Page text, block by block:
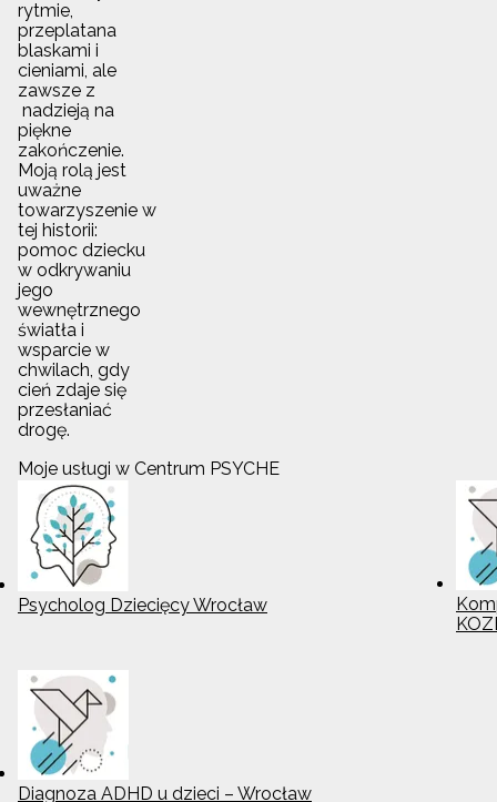
rytmie,
przeplatana
blaskami i
cieniami, ale
zawsze z
nadzieją na
piękne
zakończenie.
Moją rolą jest
uważne
towarzyszenie w
tej historii:
pomoc dziecku
w odkrywaniu
jego
wewnętrznego
światła i
wsparcie w
chwilach, gdy
cień zdaje się
przesłaniać
drogę.
Moje usługi w Centrum PSYCHE
Psycholog Dziecięcy Wrocław
Diagnoza ADHD u dzieci – Wrocław